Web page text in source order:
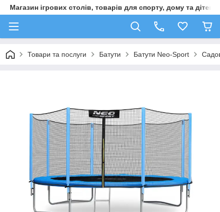
Магазин ігрових столів, товарів для спорту, дому та дітей
Товари та послуги Батути Батути Neo-Sport